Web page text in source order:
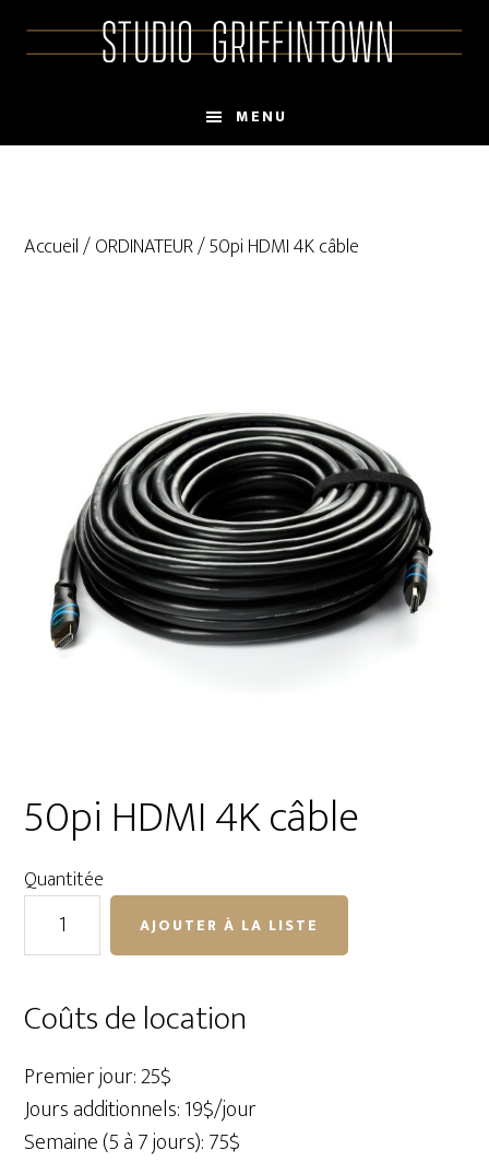
MENU
Accueil/ORDINATEUR/ 50pi HDMI 4K câble
50pi HDMI 4K câble
Quantitée
quantité
HDMI
4K
câble
AJOUTER À LA LISTE
Coûts de location
Premier jour: 25$
Jours additionnels: 19$/jour
Semaine (5 à 7 jours): 75$